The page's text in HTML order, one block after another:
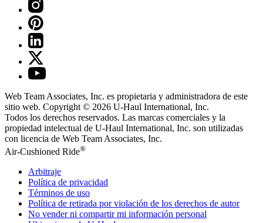
Web Team Associates, Inc. es propietaria y administradora de este
sitio web. Copyright © 2026 U-Haul International, Inc.
Todos los derechos reservados. Las marcas comerciales y la
propiedad intelectual de U-Haul International, Inc. son utilizadas
con licencia de Web Team Associates, Inc.
Air-Cushioned Ride®
Arbitraje
Política de privacidad
Términos de uso
Política de retirada por violación de los derechos de autor
No vender ni compartir mi información personal